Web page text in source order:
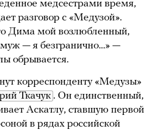
медсестрами время,
разговор с «Медузой».
Дима мой возлюбленный,
— я безгранично…» —
обрывается.
корреспонденту «Медузы»
Ткачук . Он единственный,
Аскатлу, ставшую первой
в рядах российской